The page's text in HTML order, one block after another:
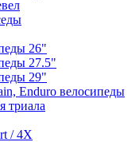
26"
27.5"
29"
Enduro велосипеды
триала
/ 4X